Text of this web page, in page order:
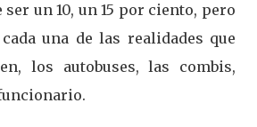
un 10, un 15 por ciento, pero
una de las realidades que
los autobuses, las combis,